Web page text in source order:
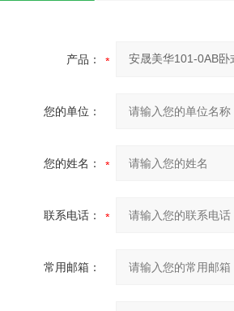
产品：
您的单位：
您的姓名：
联系电话：
常用邮箱：